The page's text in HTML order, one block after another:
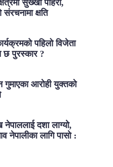
सुख्खा पहिरो,
क्षति
पहिलो विजेता
पुरस्कार ?
गुमाएका आरोही युक्तको
दशा लाग्यो,
नेपालीका लागि पासो :